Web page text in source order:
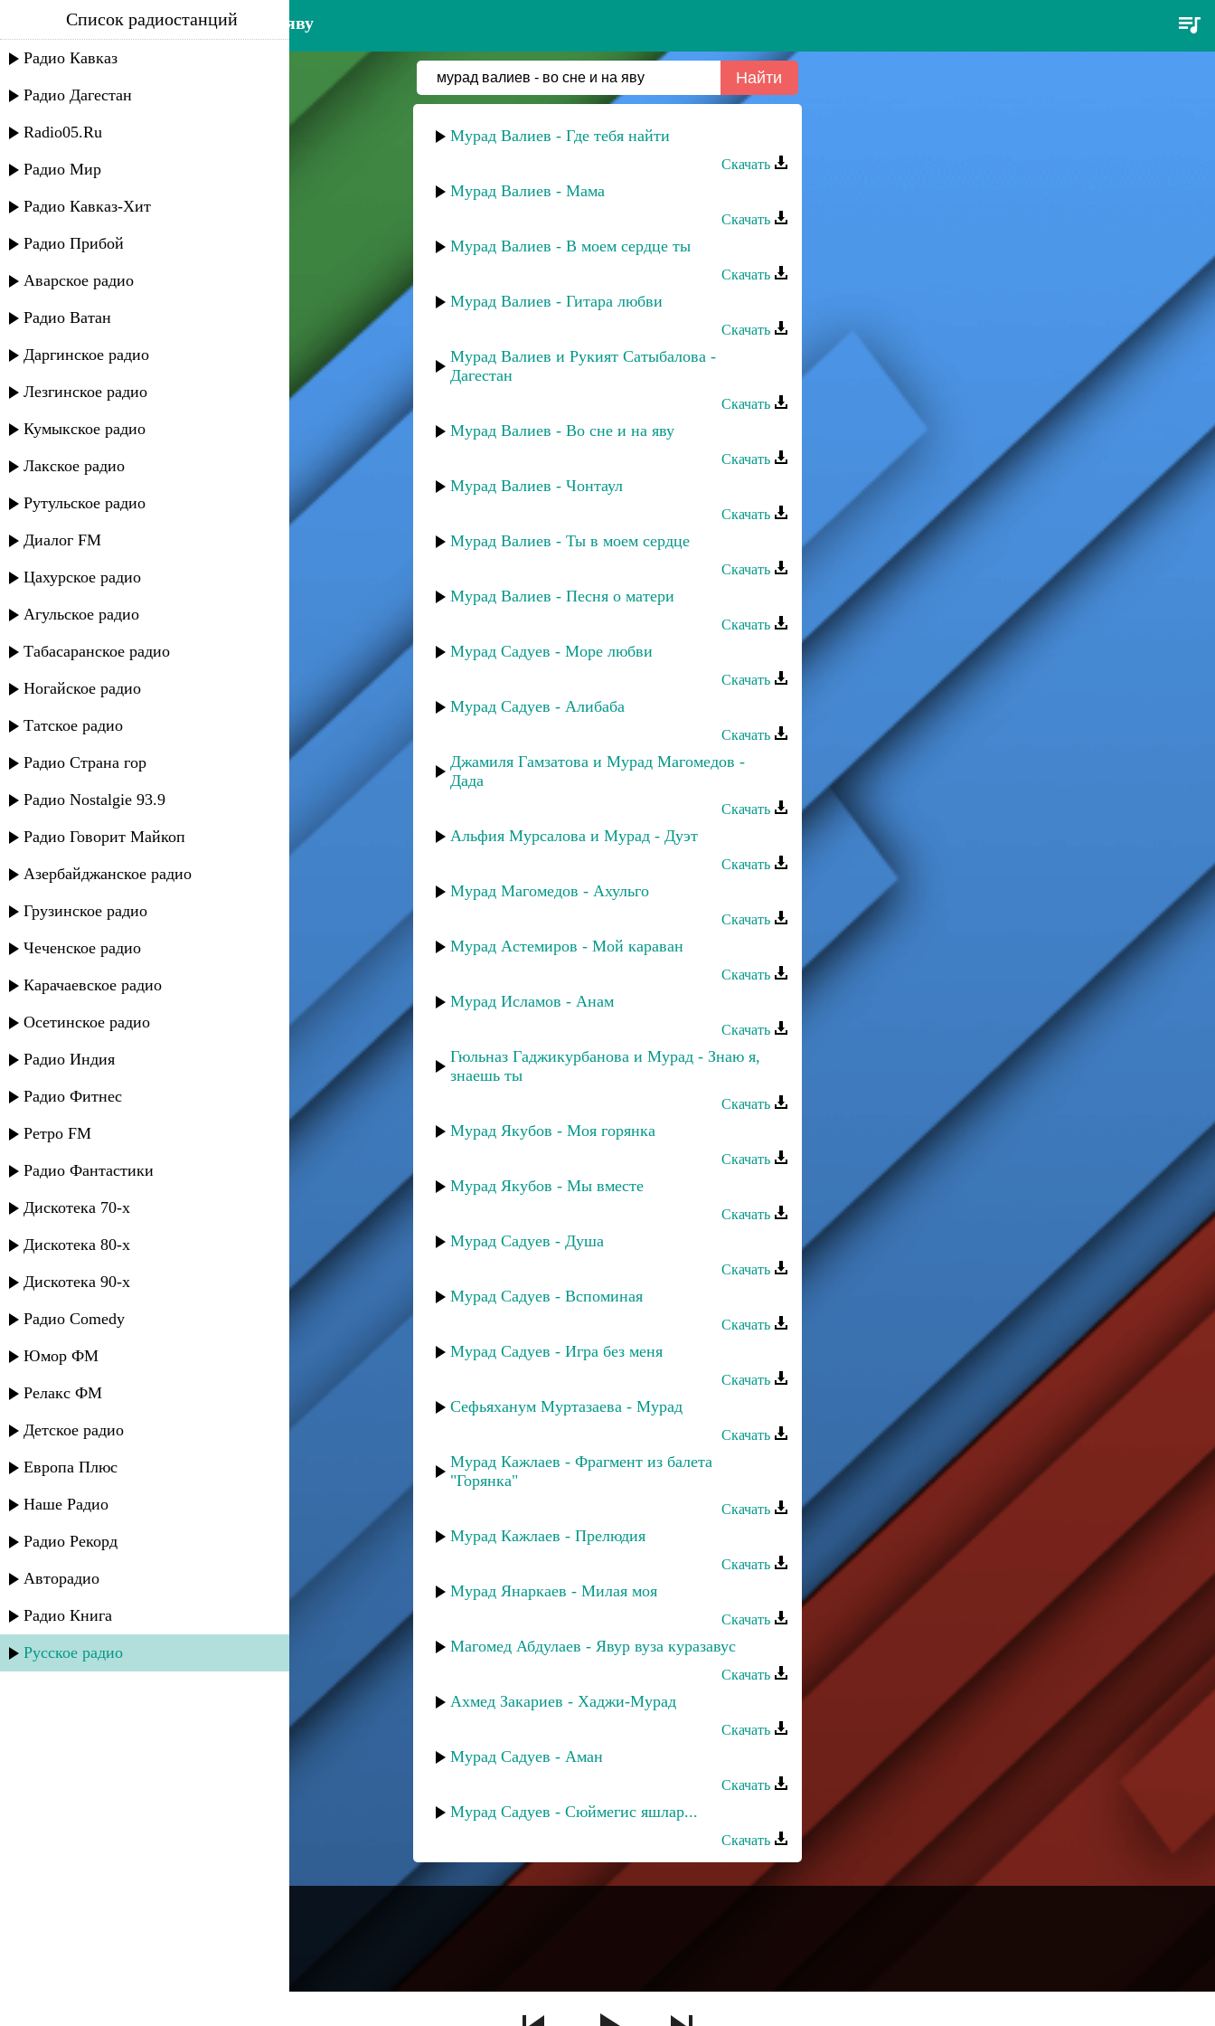
мурад валиев - во сне и на яву
Список радиостанций
Радио Кавказ
Радио Дагестан
Radio05.Ru
Радио Мир
Радио Кавказ-Хит
Радио Прибой
Аварское радио
Радио Ватан
Даргинское радио
Лезгинское радио
Кумыкское радио
Лакское радио
Рутульское радио
Диалог FM
Цахурское радио
Агульское радио
Табасаранское радио
Ногайское радио
Татское радио
Радио Страна гор
Радио Nostalgie 93.9
Радио Говорит Майкоп
Азербайджанское радио
Грузинское радио
Чеченское радио
Карачаевское радио
Осетинское радио
Радио Индия
Радио Фитнес
Ретро FM
Радио Фантастики
Дискотека 70-х
Дискотека 80-х
Дискотека 90-х
Радио Comedy
Юмор ФМ
Релакс ФМ
Детское радио
Европа Плюс
Наше Радио
Радио Рекорд
Авторадио
Радио Книга
Русское радио
Мурад Валиев - Где тебя найти
Скачать
Мурад Валиев - Мама
Скачать
Мурад Валиев - В моем сердце ты
Скачать
Мурад Валиев - Гитара любви
Скачать
Мурад Валиев и Рукият Сатыбалова -
Дагестан
Скачать
Мурад Валиев - Во сне и на яву
Скачать
Мурад Валиев - Чонтаул
Скачать
Мурад Валиев - Ты в моем сердце
Скачать
Мурад Валиев - Песня о матери
Скачать
Мурад Садуев - Море любви
Скачать
Мурад Садуев - Алибаба
Скачать
Джамиля Гамзатова и Мурад Магомедов -
Дада
Скачать
Альфия Мурсалова и Мурад - Дуэт
Скачать
Мурад Магомедов - Ахульго
Скачать
Мурад Астемиров - Мой караван
Скачать
Мурад Исламов - Анам
Скачать
Гюльназ Гаджикурбанова и Мурад - Знаю я,
знаешь ты
Скачать
Мурад Якубов - Моя горянка
Скачать
Мурад Якубов - Мы вместе
Скачать
Мурад Садуев - Душа
Скачать
Мурад Садуев - Вспоминая
Скачать
Мурад Садуев - Игра без меня
Скачать
Сефьяханум Муртазаева - Мурад
Скачать
Мурад Кажлаев - Фрагмент из балета
"Горянка"
Скачать
Мурад Кажлаев - Прелюдия
Скачать
Мурад Янаркаев - Милая моя
Скачать
Магомед Абдулаев - Явур вуза куразавус
Скачать
Ахмед Закариев - Хаджи-Мурад
Скачать
Мурад Садуев - Аман
Скачать
Мурад Садуев - Сюймегис яшлар...
Скачать